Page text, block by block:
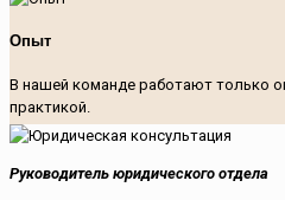
Опыт
В нашей команде работают только
практикой.
Руководитель юридического отдела